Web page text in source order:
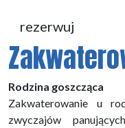
rezerwuj
Rodzina goszcząca
Zakwaterowanie u
zwyczajów